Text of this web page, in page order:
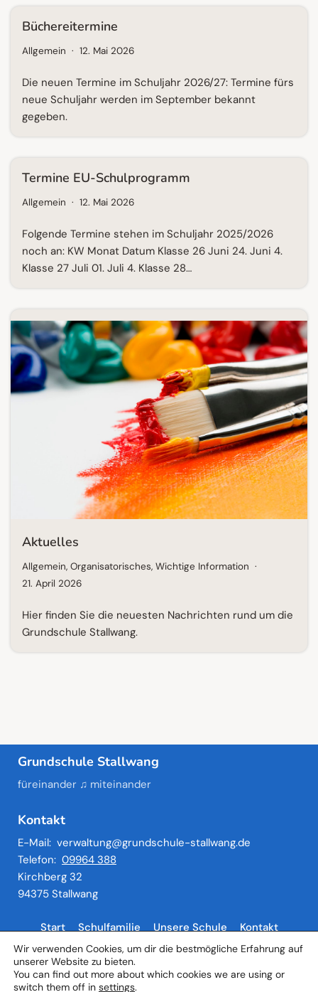
Büchereitermine
Allgemein 12. Mai 2026
Die neuen Termine im Schuljahr 2026/27: Termine fürs
neue Schuljahr werden im September bekannt
gegeben.
Termine EU-Schulprogramm
Allgemein 12. Mai 2026
Folgende Termine stehen im Schuljahr 2025/2026
noch an: KW Monat Datum Klasse 26 Juni 24. Juni 4.
Klasse 27 Juli 01. Juli 4. Klasse 28…
Aktuelles
Allgemein, Organisatorisches, Wichtige Information
21. April 2026
Hier finden Sie die neuesten Nachrichten rund um die
Grundschule Stallwang.
Grundschule Stallwang
füreinander ♫ miteinander
Kontakt
E-Mail: verwaltung@grundschule-stallwang.de
Telefon: 09964 388
Kirchberg 32
94375 Stallwang
Start Schulfamilie Unsere Schule
Kontakt
Aktuelles
Datenschutzhinweise Impressum
Wir verwenden Cookies, um dir die bestmögliche Erfahrung auf
unserer Website zu bieten.
You can find out more about which cookies we are using or
switch them off in settings.